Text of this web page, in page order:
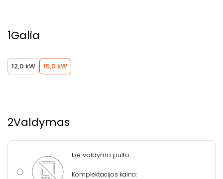
1Galia
12,0 kW 15,0 kW
2Valdymas
be valdymo pulto
Komplektacijos kaina: